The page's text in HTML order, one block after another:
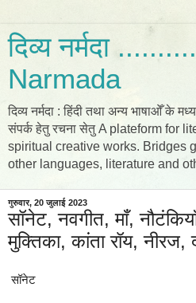
दिव्य नर्मदा
Narmada
दिव्य नर्मदा : हिंदी तथा अन्य भाषाओँ के
संपर्क हेतु रचना सेतु A plateform for
spiritual creative works. Bridges
other languages, literature and
गुरुवार, 20 जुलाई 2023
सॉनेट, नवगीत, माँ,
मुक्तिका, कांता रॉय, नीरज,
सॉनेट